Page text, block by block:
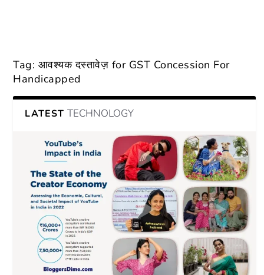
Tag: आवश्यक दस्तावेज़ for GST Concession For
Handicapped
LATEST TECHNOLOGY